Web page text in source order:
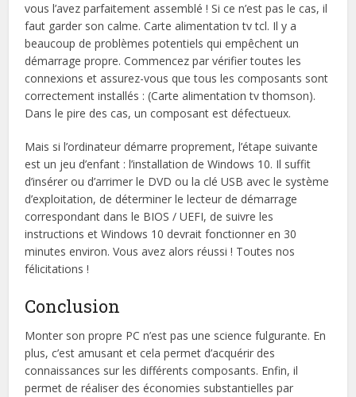
vous l’avez parfaitement assemblé ! Si ce n’est pas le cas, il
faut garder son calme. Carte alimentation tv tcl. Il y a
beaucoup de problèmes potentiels qui empêchent un
démarrage propre. Commencez par vérifier toutes les
connexions et assurez-vous que tous les composants sont
correctement installés : (Carte alimentation tv thomson).
Dans le pire des cas, un composant est défectueux.
Mais si l’ordinateur démarre proprement, l’étape suivante
est un jeu d’enfant : l’installation de Windows 10. Il suffit
d’insérer ou d’arrimer le DVD ou la clé USB avec le système
d’exploitation, de déterminer le lecteur de démarrage
correspondant dans le BIOS / UEFI, de suivre les
instructions et Windows 10 devrait fonctionner en 30
minutes environ. Vous avez alors réussi ! Toutes nos
félicitations !
Conclusion
Monter son propre PC n’est pas une science fulgurante. En
plus, c’est amusant et cela permet d’acquérir des
connaissances sur les différents composants. Enfin, il
permet de réaliser des économies substantielles par